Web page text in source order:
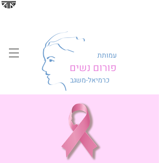
פורום נשים
כרמיאל-משגב
עמותת